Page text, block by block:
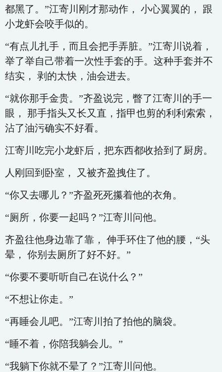
都黑了。”江寄川刚才那动作， 小心翼翼的， 跟
小龙虾会咬手似的。
“有点儿扎手，而且会把手弄脏。”江寄川说着，
举了举自己带着一次性手套的手。这种手套并不
结实， 剥的太快，油会进去。
“就你那手金贵。”齐盈说完，瞥了江寄川的手一
眼， 那手指头又长又直，指甲也剪的利利索索，
沾了油污确实不好看。
江寄川吃完小龙虾后，把东西都收拾到了厨房。
人刚回到卧室， 又被齐盈拽住了。
“你又去哪儿？”齐盈死死攥着他的衣角。
“厕所，你要一起吗？”江寄川问他。
齐盈往他身边靠了靠， 伸手环住了他的腰，“头
晕， 你别去厕所了好不好。”
“你要不要听听自己在说什么？”
“不想让你走。”
“再睡会儿吧。”江寄川拍了拍他的脑袋。
“睡不着，你陪我躺会儿。”
“我躺下你就不晕了？”江寄川问他。